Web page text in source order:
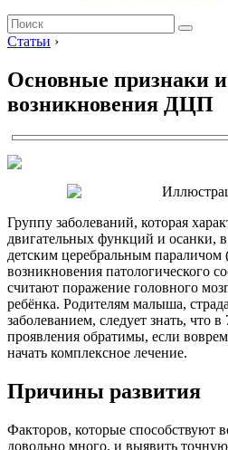
Статьи ›
Основные признаки
возникновения ДЦП
Группу заболеваний, которая
двигательных функций и осанки,
детским церебральным
возникновения патологического
считают поражение головного
ребёнка. Родителям малыша,
заболеванием, следует знать, что в
проявления обратимы, если
начать комплексное лечение.
Причины развития
Факторов, которые способствуют
довольно много, и выявить